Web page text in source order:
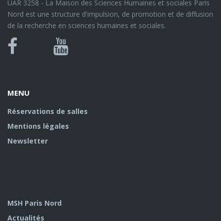
UAR 3258 - La Maison des Sciences Humaines et sociales Paris
Nord est une structure d'impulsion, de promotion et de diffusion
de la recherche en sciences humaines et sociales.
Bluesky
Canal
MENU
Réservations de salles
Mentions légales
Newsletter
MSH Paris Nord
Actualités